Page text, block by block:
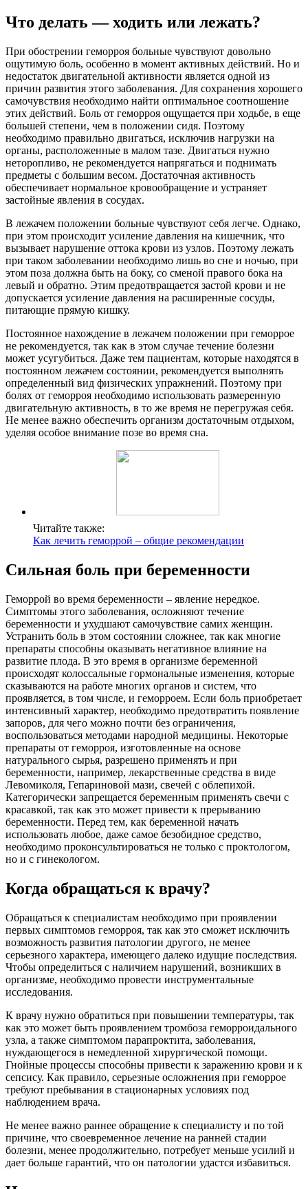
Что делать — ходить или лежать?
При обострении геморроя больные чувствуют довольно
ощутимую боль, особенно в момент активных действий. Но и
недостаток двигательной активности является одной из
причин развития этого заболевания. Для сохранения хорошего
самочувствия необходимо найти оптимальное соотношение
этих действий. Боль от геморроя ощущается при ходьбе, в еще
большей степени, чем в положении сидя. Поэтому
необходимо правильно двигаться, исключив нагрузки на
органы, расположенные в малом тазе. Двигаться нужно
неторопливо, не рекомендуется напрягаться и поднимать
предметы с большим весом. Достаточная активность
обеспечивает нормальное кровообращение и устраняет
застойные явления в сосудах.
В лежачем положении больные чувствуют себя легче. Однако,
при этом происходит усиление давления на кишечник, что
вызывает нарушение оттока крови из узлов. Поэтому лежать
при таком заболевании необходимо лишь во сне и ночью, при
этом поза должна быть на боку, со сменой правого бока на
левый и обратно. Этим предотвращается застой крови и не
допускается усиление давления на расширенные сосуды,
питающие прямую кишку.
Постоянное нахождение в лежачем положении при геморрое
не рекомендуется, так как в этом случае течение болезни
может усугубиться. Даже тем пациентам, которые находятся в
постоянном лежачем состоянии, рекомендуется выполнять
определенный вид физических упражнений. Поэтому при
болях от геморроя необходимо использовать размеренную
двигательную активность, в то же время не перегружая себя.
Не менее важно обеспечить организм достаточным отдыхом,
уделяя особое внимание позе во время сна.
Читайте также:
Как лечить геморрой – общие рекомендации
Сильная боль при беременности
Геморрой во время беременности – явление нередкое.
Симптомы этого заболевания, осложняют течение
беременности и ухудшают самочувствие самих женщин.
Устранить боль в этом состоянии сложнее, так как многие
препараты способны оказывать негативное влияние на
развитие плода. В это время в организме беременной
происходят колоссальные гормональные изменения, которые
сказываются на работе многих органов и систем, что
проявляется, в том числе, и геморроем. Если боль приобретает
интенсивный характер, необходимо предотвратить появление
запоров, для чего можно почти без ограничения,
воспользоваться методами народной медицины. Некоторые
препараты от геморроя, изготовленные на основе
натурального сырья, разрешено применять и при
беременности, например, лекарственные средства в виде
Левомиколя, Гепариновой мази, свечей с облепихой.
Категорически запрещается беременным применять свечи с
красавкой, так как это может привести к прерыванию
беременности. Перед тем, как беременной начать
использовать любое, даже самое безобидное средство,
необходимо проконсультироваться не только с проктологом,
но и с гинекологом.
Когда обращаться к врачу?
Обращаться к специалистам необходимо при проявлении
первых симптомов геморроя, так как это сможет исключить
возможность развития патологии другого, не менее
серьезного характера, имеющего далеко идущие последствия.
Чтобы определиться с наличием нарушений, возникших в
организме, необходимо провести инструментальные
исследования.
К врачу нужно обратиться при повышении температуры, так
как это может быть проявлением тромбоза геморроидального
узла, а также симптомом парапроктита, заболевания,
нуждающегося в немедленной хирургической помощи.
Гнойные процессы способны привести к заражению крови и к
сепсису. Как правило, серьезные осложнения при геморрое
требуют пребывания в стационарных условиях под
наблюдением врача.
Не менее важно раннее обращение к специалисту и по той
причине, что своевременное лечение на ранней стадии
болезни, менее продолжительно, потребует меньше усилий и
дает больше гарантий, что он патологии удастся избавиться.